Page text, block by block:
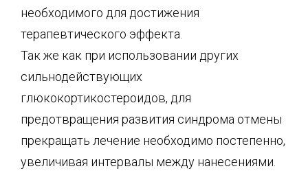
необходимого для достижения
терапевтического эффекта.
Так же как при использовании других
сильнодействующих
глюкокортикостероидов, для
предотвращения развития синдрома отмены
прекращать лечение необходимо постепенно,
увеличивая интервалы между нанесениями.